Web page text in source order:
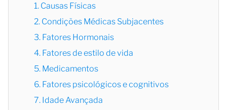
1. Causas Físicas
2. Condições Médicas Subjacentes
3. Fatores Hormonais
4. Fatores de estilo de vida
5. Medicamentos
6. Fatores psicológicos e cognitivos
7. Idade Avançada